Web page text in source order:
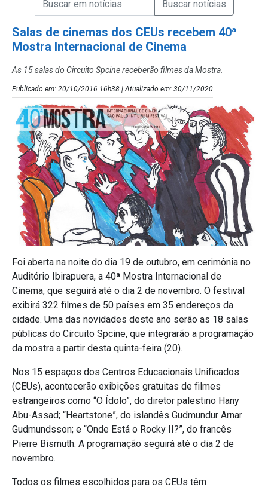
Salas de cinemas dos CEUs recebem 40ª
Mostra Internacional de Cinema
As 15 salas do Circuito Spcine receberão filmes da Mostra.
Publicado em: 20/10/2016 16h38 | Atualizado em: 30/11/2020
Foi aberta na noite do dia 19 de outubro, em cerimônia no
Auditório Ibirapuera, a 40ª Mostra Internacional de
Cinema, que seguirá até o dia 2 de novembro. O festival
exibirá 322 filmes de 50 países em 35 endereços da
cidade. Uma das novidades deste ano serão as 18 salas
públicas do Circuito Spcine, que integrarão a programação
da mostra a partir desta quinta-feira (20).
Nos 15 espaços dos Centros Educacionais Unificados
(CEUs), acontecerão exibições gratuitas de filmes
estrangeiros como “O Ídolo”, do diretor palestino Hany
Abu-Assad; “Heartstone”, do islandês Gudmundur Arnar
Gudmundsson; e “Onde Está o Rocky II?”, do francês
Pierre Bismuth. A programação seguirá até o dia 2 de
novembro.
Todos os filmes escolhidos para os CEUs têm